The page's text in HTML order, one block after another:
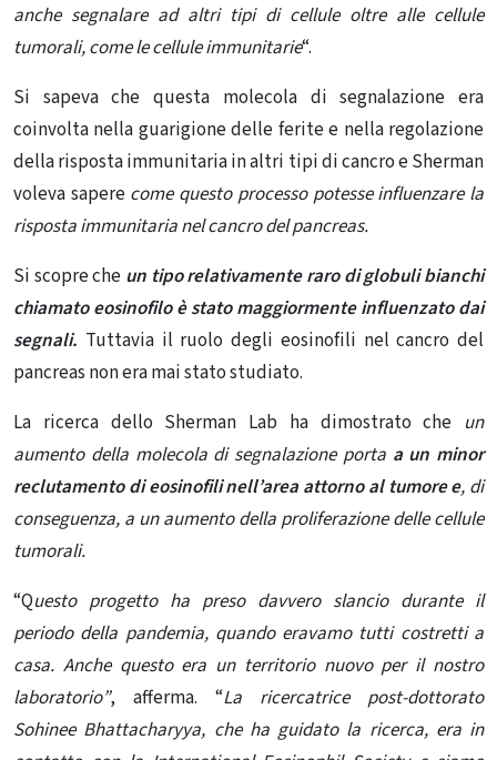
anche segnalare ad altri tipi di cellule oltre alle cellule
tumorali, come le cellule immunitarie“.
Si sapeva che questa molecola di segnalazione era
coinvolta nella guarigione delle ferite e nella regolazione
della risposta immunitaria in altri tipi di cancro e Sherman
voleva sapere come questo processo potesse influenzare la
risposta immunitaria nel cancro del pancreas.
Si scopre che un tipo relativamente raro di globuli bianchi
chiamato eosinofilo è stato maggiormente influenzato dai
segnali. Tuttavia il ruolo degli eosinofili nel cancro del
pancreas non era mai stato studiato.
La ricerca dello Sherman Lab ha dimostrato che un
aumento della molecola di segnalazione porta a un minor
reclutamento di eosinofili nell’area attorno al tumore e, di
conseguenza, a un aumento della proliferazione delle cellule
tumorali.
“Questo progetto ha preso davvero slancio durante il
periodo della pandemia, quando eravamo tutti costretti a
casa. Anche questo era un territorio nuovo per il nostro
laboratorio”, afferma. “La ricercatrice post-dottorato
Sohinee Bhattacharyya, che ha guidato la ricerca, era in